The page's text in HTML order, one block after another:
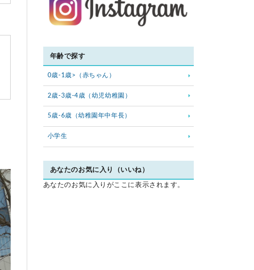
年齢で探す
0歳-1歳>（赤ちゃん）
2歳-3歳-4歳（幼児幼稚園）
5歳-6歳（幼稚園年中年長）
小学生
あなたのお気に入り（いいね）
あなたのお気に入りがここに表示されます。